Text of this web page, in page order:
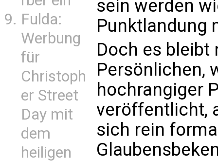
Fulda:
Werbung
für
Christoph
er Street
Day mit
dem
heiligen
sein werden
Punktlandung
Doch es bleibt
Persönlichen,
hochrangiger
veröffentlicht,
sich rein